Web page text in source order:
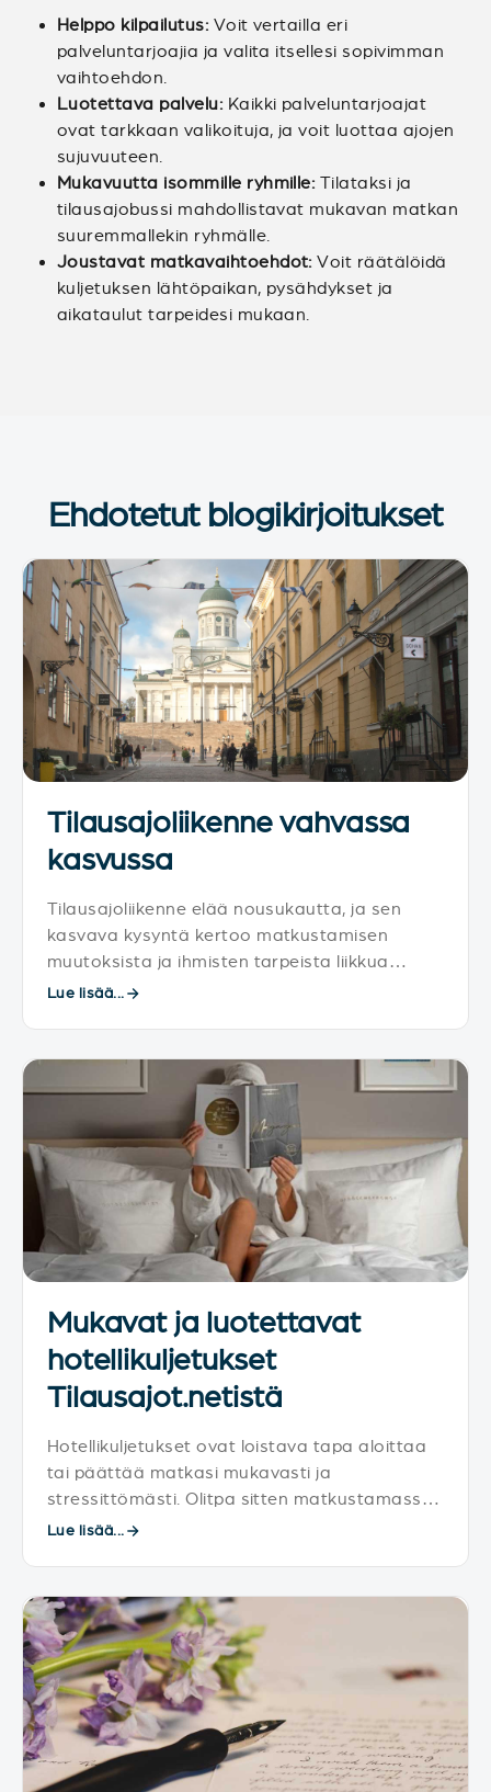
Helppo kilpailutus: Voit vertailla eri
palveluntarjoajia ja valita itsellesi sopivimman
vaihtoehdon.
Luotettava palvelu: Kaikki palveluntarjoajat
ovat tarkkaan valikoituja, ja voit luottaa ajojen
sujuvuuteen.
Mukavuutta isommille ryhmille: Tilataksi ja
tilausajobussi mahdollistavat mukavan matkan
suuremmallekin ryhmälle.
Joustavat matkavaihtoehdot: Voit räätälöidä
kuljetuksen lähtöpaikan, pysähdykset ja
aikataulut tarpeidesi mukaan.
Ehdotetut blogikirjoitukset
Tilausajoliikenne vahvassa
kasvussa
Tilausajoliikenne elää nousukautta, ja sen
kasvava kysyntä kertoo matkustamisen
muutoksista ja ihmisten tarpeista liikkua
joustavasti ja ympäristöystävällisesti.
Lue lisää...
Mukavat ja luotettavat
hotellikuljetukset
Tilausajot.netistä
Hotellikuljetukset ovat loistava tapa aloittaa
tai päättää matkasi mukavasti ja
stressittömästi. Olitpa sitten matkustamassa
yksin tai suuremmalla ryhmällä, minibussi- tai
Lue lisää...